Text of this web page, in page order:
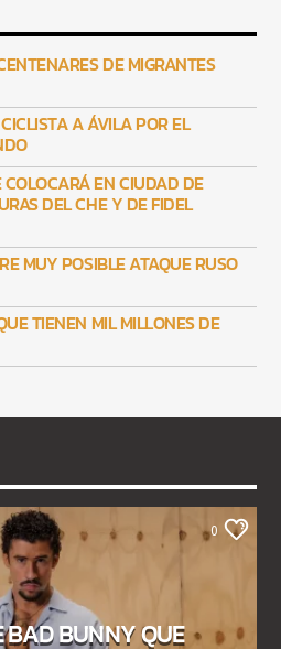
DE MIGRANTES
A ÁVILA POR EL
EN CIUDAD DE
DEL CHE Y DE FIDEL
MUY POSIBLE ATAQUE RUSO
TIENEN MIL MILLONES DE
0
BAD BUNNY QUE